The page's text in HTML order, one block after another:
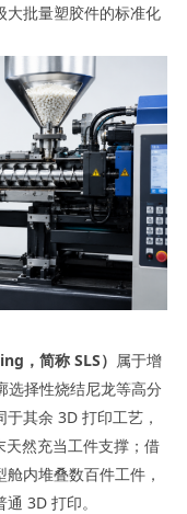
大批量塑胶件的标准化
，简称 SLS） 属于增
选择性烧结尼龙等高分
其余 3D 打印工艺，
天然充当工件支撑；借
内堆叠数百件工件，
3D 打印。